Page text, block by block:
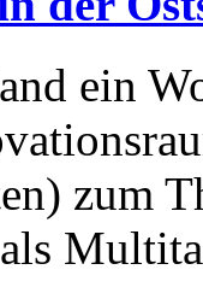
ein
zum